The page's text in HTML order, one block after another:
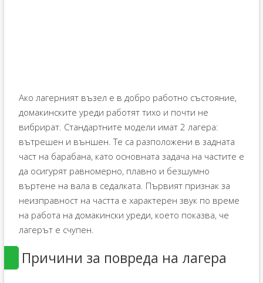
Ако лагерният възел е в добро работно състояние,
домакинските уреди работят тихо и почти не
вибрират. Стандартните модели имат 2 лагера:
вътрешен и външен. Те са разположени в задната
част на барабана, като основната задача на частите е
да осигурят равномерно, плавно и безшумно
въртене на вала в седалката. Първият признак за
неизправност на частта е характерен звук по време
на работа на домакински уреди, което показва, че
лагерът е счупен.
Причини за повреда на лагера